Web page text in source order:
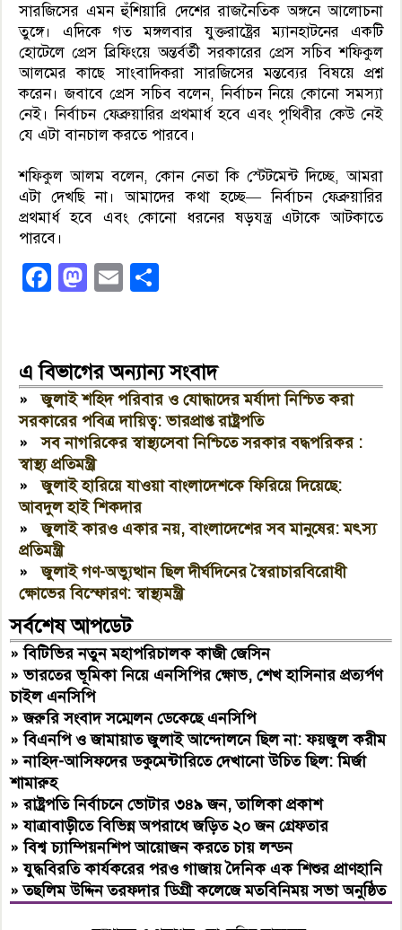
সারজিসের এমন হুঁশিয়ারি দেশের রাজনৈতিক অঙ্গনে আলোচনা
তুঙ্গে। এদিকে গত মঙ্গলবার যুক্তরাষ্ট্রের ম্যানহাটনের একটি
হোটেলে প্রেস ব্রিফিংয়ে অন্তর্বর্তী সরকারের প্রেস সচিব শফিকুল
আলমের কাছে সাংবাদিকরা সারজিসের মন্তব্যের বিষয়ে প্রশ্ন
করেন। জবাবে প্রেস সচিব বলেন, নির্বাচন নিয়ে কোনো সমস্যা
নেই। নির্বাচন ফেব্রুয়ারির প্রথমার্ধ হবে এবং পৃথিবীর কেউ নেই
যে এটা বানচাল করতে পারবে।
শফিকুল আলম বলেন, কোন নেতা কি স্টেটমেন্ট দিচ্ছে, আমরা
এটা দেখছি না। আমাদের কথা হচ্ছে— নির্বাচন ফেব্রুয়ারির
প্রথমার্ধ হবে এবং কোনো ধরনের ষড়যন্ত্র এটাকে আটকাতে
পারবে।
Facebook
Mastodon
Email
এ বিভাগের অন্যান্য সংবাদ
»জুলাই শহিদ পরিবার ও যোদ্ধাদের মর্যাদা নিশ্চিত করা
সরকারের পবিত্র দায়িত্ব: ভারপ্রাপ্ত রাষ্ট্রপতি
»সব নাগরিকের স্বাস্থ্যসেবা নিশ্চিতে সরকার বদ্ধপরিকর :
স্বাস্থ্য প্রতিমন্ত্রী
»জুলাই হারিয়ে যাওয়া বাংলাদেশকে ফিরিয়ে দিয়েছে:
আবদুল হাই শিকদার
»জুলাই কারও একার নয়, বাংলাদেশের সব মানুষের: মৎস্য
প্রতিমন্ত্রী
»জুলাই গণ-অভ্যুত্থান ছিল দীর্ঘদিনের স্বৈরাচারবিরোধী
ক্ষোভের বিস্ফোরণ: স্বাস্থ্যমন্ত্রী
সর্বশেষ আপডেট
»বিটিভির নতুন মহাপরিচালক কাজী জেসিন
»ভারতের ভূমিকা নিয়ে এনসিপির ক্ষোভ, শেখ হাসিনার প্রত্যর্পণ
চাইল এনসিপি
»জরুরি সংবাদ সম্মেলন ডেকেছে এনসিপি
»বিএনপি ও জামায়াত জুলাই আন্দোলনে ছিল না: ফয়জুল করীম
»নাহিদ-আসিফদের ডকুমেন্টারিতে দেখানো উচিত ছিল: মির্জা
শামারুহ
»রাষ্ট্রপতি নির্বাচনে ভোটার ৩৪৯ জন, তালিকা প্রকাশ
»যাত্রাবাড়ীতে বিভিন্ন অপরাধে জড়িত ২০ জন গ্রেফতার
»বিশ্ব চ্যাম্পিয়নশিপ আয়োজন করতে চায় লন্ডন
»যুদ্ধবিরতি কার্যকরের পরও গাজায় দৈনিক এক শিশুর প্রাণহানি
»তছলিম উদ্দিন তরফদার ডিগ্রী কলেজে মতবিনিময় সভা অনুষ্ঠিত